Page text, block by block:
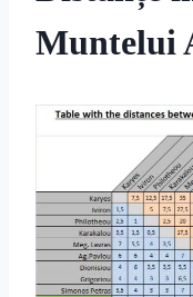
Muntelui